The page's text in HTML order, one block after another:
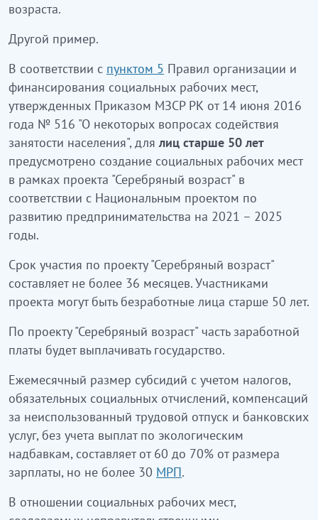
возраста.
Другой пример.
В соответствии с пунктом 5 Правил организации и
финансирования социальных рабочих мест,
утвержденных Приказом МЗСР РК от 14 июня 2016
года № 516 "О некоторых вопросах содействия
занятости населения", длялиц старше 50 лет
предусмотрено создание социальных рабочих мест
в рамках проекта "Серебряный возраст" в
соответствии с Национальным проектом по
развитию предпринимательства на 2021 – 2025
годы.
Срок участия по проекту "Серебряный возраст"
составляет не более 36 месяцев. Участниками
проекта могут быть безработные лица старше 50 лет.
По проекту "Серебряный возраст" часть заработной
платы будет выплачивать государство.
Ежемесячный размер субсидий с учетом налогов,
обязательных социальных отчислений, компенсаций
за неиспользованный трудовой отпуск и банковских
услуг, без учета выплат по экологическим
надбавкам, составляет от 60 до 70% от размера
зарплаты, но не более 30 МРП.
В отношении социальных рабочих мест,